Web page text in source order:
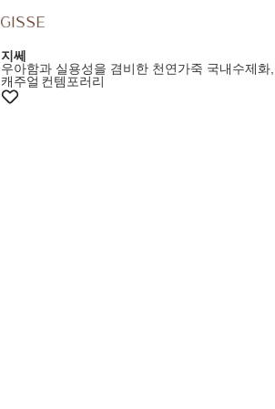
지쎄
우아함과 실용성을 겸비한 천연가죽 국내수제화
캐주얼 컨템포러리